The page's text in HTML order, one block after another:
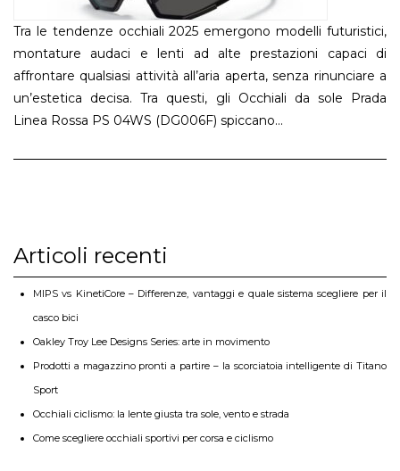
Tra le tendenze occhiali 2025 emergono modelli futuristici,
montature audaci e lenti ad alte prestazioni capaci di
affrontare qualsiasi attività all’aria aperta, senza rinunciare a
un’estetica decisa. Tra questi, gli Occhiali da sole Prada
Linea Rossa PS 04WS (DG006F) spiccano...
Articoli recenti
MIPS vs KinetiCore – Differenze, vantaggi e quale sistema scegliere per il
casco bici
Oakley Troy Lee Designs Series: arte in movimento
Prodotti a magazzino pronti a partire – la scorciatoia intelligente di Titano
Sport
Occhiali ciclismo: la lente giusta tra sole, vento e strada
Come scegliere occhiali sportivi per corsa e ciclismo